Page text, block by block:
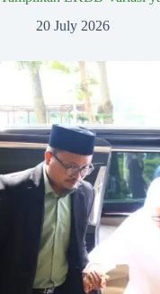
20 July 2026